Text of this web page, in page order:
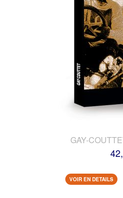
GAY-
VOIR EN DETAILS